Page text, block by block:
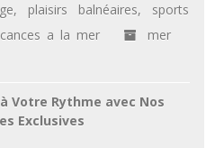
, plaisirs balnéaires, sports
a la mer
mer
Votre Rythme avec Nos
Exclusives